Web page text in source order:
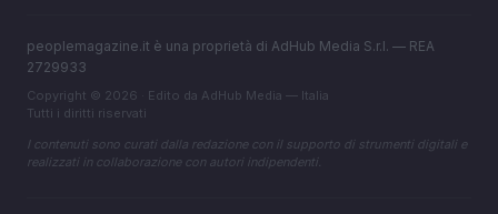
peoplemagazine.it è una proprietà di AdHub Media S.r.l. — REA
2729933
Copyright © 2026 · Edito da AdHub Media — Italia
Tutti i diritti riservati
I contenuti sono curati dalla redazione con il supporto di strumenti digitali e
realizzati in collaborazione con autori indipendenti.